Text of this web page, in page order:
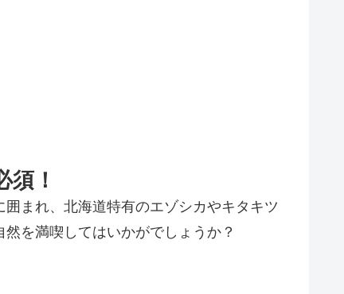
！
まれ、北海道特有のエゾシカやキタキツ
を満喫してはいかがでしょうか？